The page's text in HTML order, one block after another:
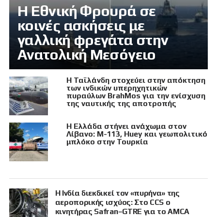
Η Εθνική Φρουρά σε
κοινές ασκήσεις με
γαλλική φρεγάτα στην
Ανατολική Μεσόγειο
Η Ταϊλάνδη στοχεύει στην απόκτηση
των ινδικών υπερηχητικών
πυραύλων BrahMos για την ενίσχυση
της ναυτικής της αποτροπής
Η Ελλάδα στήνει ανάχωμα στον
Λίβανο: M-113, Huey και γεωπολιτικό
μπλόκο στην Τουρκία
Η Ινδία διεκδικεί τον «πυρήνα» της
αεροπορικής ισχύος: Στο CCS ο
κινητήρας Safran–GTRE για το AMCA